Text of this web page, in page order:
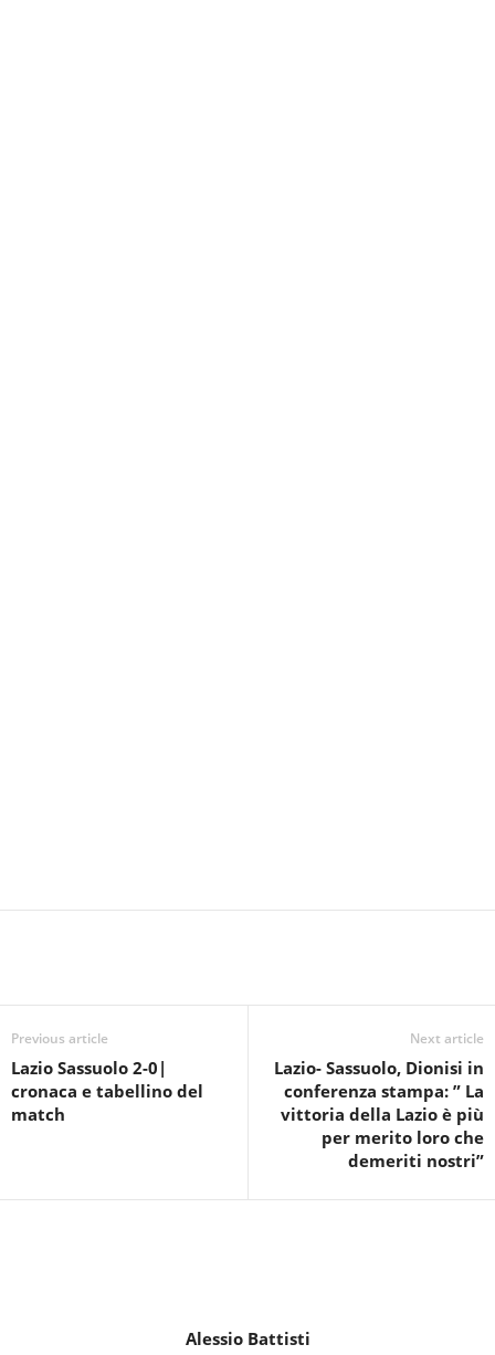
Previous article
Lazio Sassuolo 2-0|
cronaca e tabellino del
match
Next article
Lazio- Sassuolo, Dionisi in
conferenza stampa: ” La
vittoria della Lazio è più
per merito loro che
demeriti nostri”
Alessio Battisti